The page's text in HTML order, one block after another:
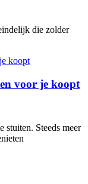
die zolder
voor je koopt
stuiten. Steeds meer